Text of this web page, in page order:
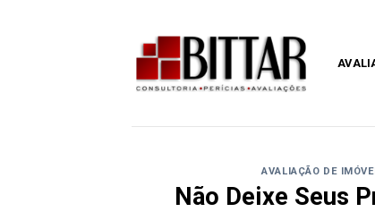
AVALIAÇÃO DE
Não Deixe Seus